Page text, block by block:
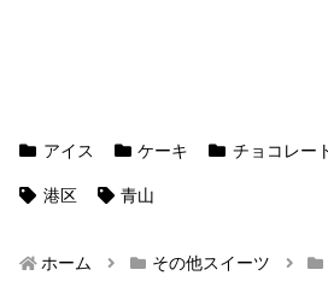
アイス ケーキ チョコレー
港区 青山
ホーム その他スイーツ